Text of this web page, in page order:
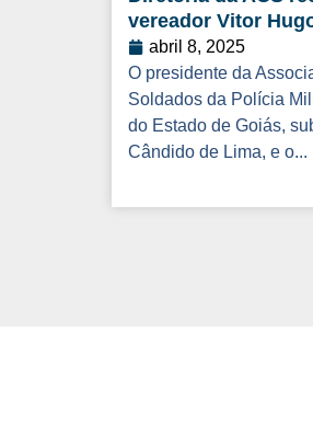
vereador Vitor
abril 8, 2025
O presidente da
Soldados da Polícia
do Estado de Goiás,
Cândido de Lima, e o...